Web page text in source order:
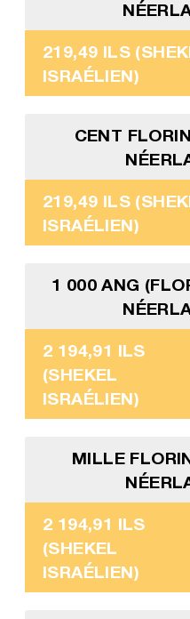
219,49 ILS
ISRAÉLIEN)
CENT
219,49 ILS
ISRAÉLIEN)
1 000 ANG
2 194,91 ILS
(SHEKEL
ISRAÉLIEN)
MILLE
2 194,91 ILS
(SHEKEL
ISRAÉLIEN)